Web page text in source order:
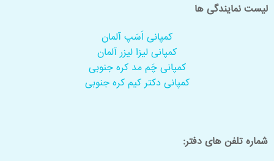
لیست نمایندگی ها
کمپانی اَسَپ آلمان
کمپانی لیزا لیزر آلمان
کمپانی چَم مد کره جنوبی
کمپانی دکتر کیم کره جنوبی
شماره تلفن های دفتر: